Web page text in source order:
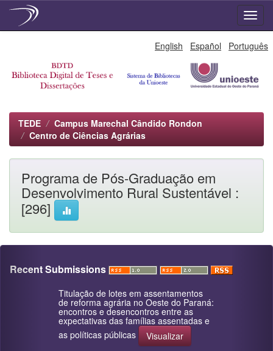
English Español Português
TEDE
Campus Marechal Cândido Rondon
Centro de Ciências Agrárias
Programa de Pós-Graduação em
Desenvolvimento Rural Sustentável :
[296]
Recent Submissions
Titulação de lotes em assentamentos
de reforma agrária no Oeste do Paraná:
encontros e desencontros entre as
expectativas das famílias assentadas e
as políticas públicas
Visualizar